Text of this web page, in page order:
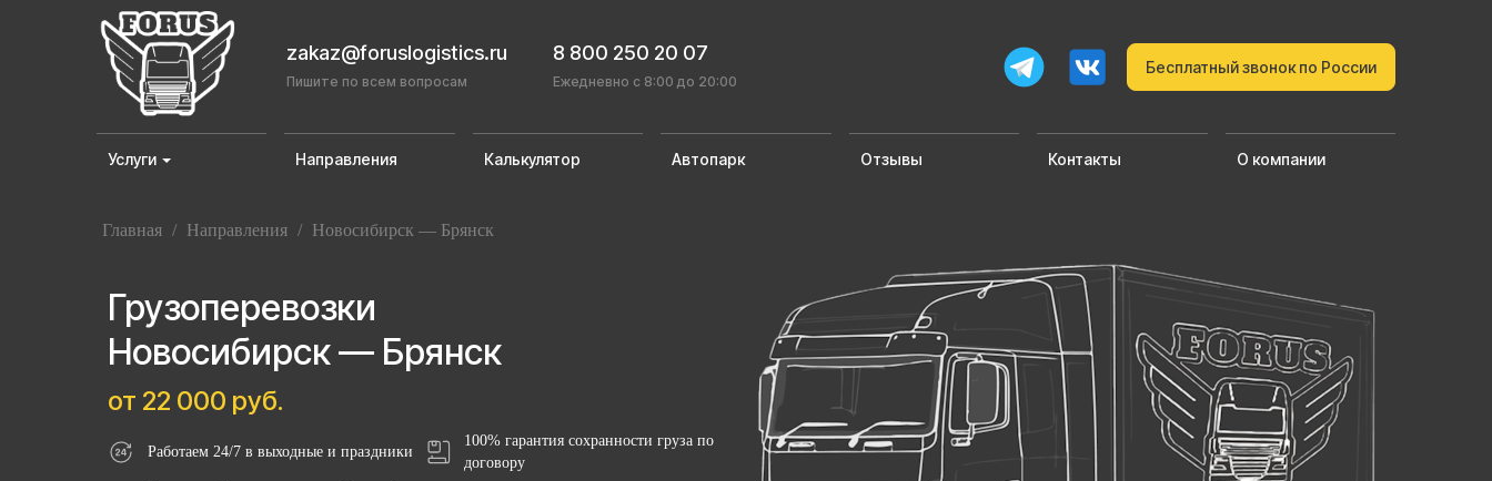
zakaz@foruslogistics.ru
Пишите по всем вопросам
8 800 250 20 07
Ежедневно с 8:00 до 20:00
Бесплатный звонок по России
Услуги Направления Калькулятор Автопарк Отзывы Контакты О компании
Главная / Направления / Новосибирск — Брянск
Грузоперевозки
Новосибирск — Брянск
от 22 000 руб.
Работаем 24/7 в выходные и праздники
100% гарантия сохранности груза по
договору